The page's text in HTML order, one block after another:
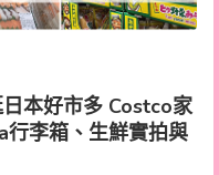
本好市多 Costco家
李箱、生鮮實拍與